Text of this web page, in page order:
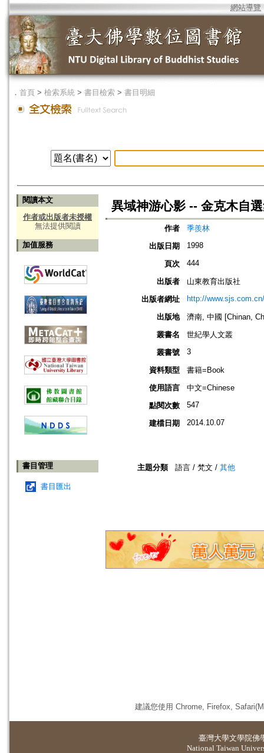
網站導覽
． 首頁 > 檢索系統 > 書目檢索 > 書目明細
閱讀本文
作者或出版者未授權
無法提供閱讀
加值服務
書目管理
書目匯出
異域神游心影 -- 金克木自
作者
季羨林
出版日期
1998
頁次 444
出版者
山東教育出版社
出版者網址
http://www.sjs.com.cn/
出版地
濟南, 中國 [Chinan,
叢書名
世紀學人文叢
叢書號
3
資料類型
書籍=Book
使用語言
中文=Chinese
點閱次數
547
建檔日期 2014.10.07
主題分類 語言 / 梵文 / 其他
建議您使用 Chrome, Firefox,
臺灣大學文學院佛
National Taiwan